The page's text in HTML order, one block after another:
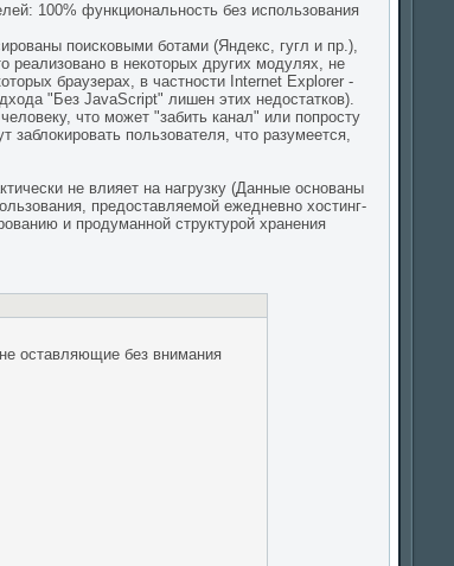
100% функциональность без использования
поисковыми ботами (Яндекс, гугл и пр.),
в некоторых других модулях, не
браузерах, в частности Internet Explorer -
"Без JavaScript" лишен этих недостатков).
что может "забить канал" или попросту
пользователя, что разумеется,
не влияет на нагрузку (Данные основаны
предоставляемой ежедневно хостинг-
и продуманной структурой хранения
оставляющие без внимания